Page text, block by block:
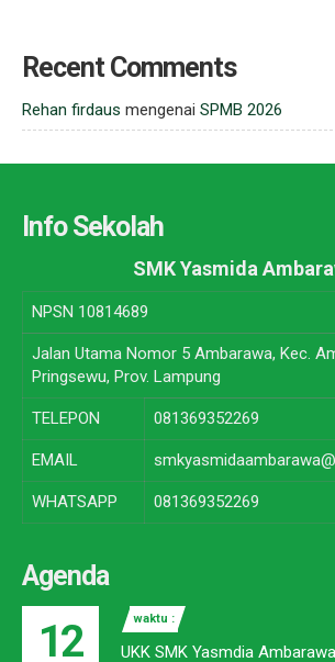
Recent Comments
Rehan firdaus mengenai SPMB 2026
Info Sekolah
SMK Yasmida
NPSN 10814689
Jalan Utama Nomor 5 Ambarawa, Kec.
Pringsewu, Prov. Lampung
TELEPON 081369352269
EMAIL
WHATSAPP 081369352269
Agenda
12 waktu :
UKK SMK Yasmdia Ambarawa